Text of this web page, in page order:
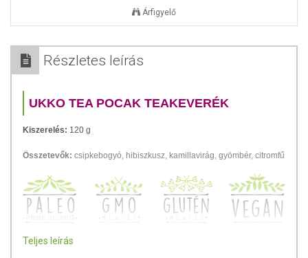
Árfigyelő
Részletes leírás
UKKO TEA POCAK TEAKEVERÉK
Kiszerelés: 120 g
Összetevők: csipkebogyó, hibiszkusz, kamillavirág, gyömbér, citromfű
Teljes leírás